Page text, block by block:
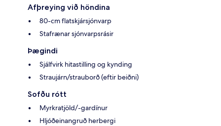
Afþreying við höndina
80-cm flatskjársjónvarp
Stafrænar sjónvarpsrásir
Þægindi
Sjálfvirk hitastilling og kynding
Straujárn/strauborð (eftir beiðni)
Sofðu rótt
Myrkratjöld/-gardínur
Hljóðeinangruð herbergi